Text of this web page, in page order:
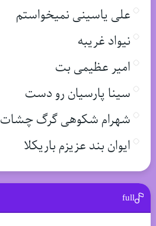
علی یاسینی نمیخواستم
نیواد غریبه
امیر عظیمی بت
سینا پارسیان رو دست
شهرام شکوهی گرگ چشات
ایوان بند عزیزم باریکلا
full